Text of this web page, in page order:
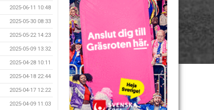
2025-06-11 10:48
2025-05-30 08:33
2025-05-22 14:23
2025-05-09 13:32
2025-04-28 10:11
2025-04-18 22:44
2025-04-17 12:22
2025-04-09 11:03